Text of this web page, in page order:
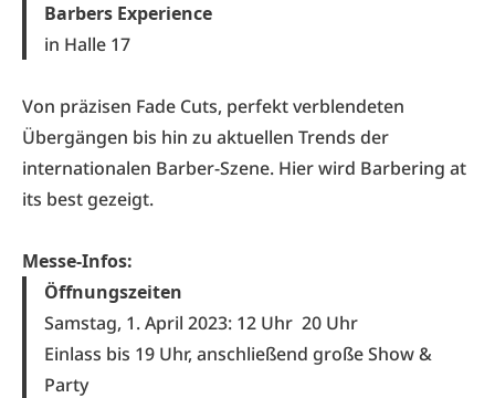
Barbers Experience
in Halle 17
Von präzisen Fade Cuts, perfekt verblendeten
Übergängen bis hin zu aktuellen Trends der
internationalen Barber-Szene. Hier wird Barbering at
its best gezeigt.
Messe-Infos:
Öffnungszeiten
Samstag, 1. April 2023: 12 Uhr 20 Uhr
Einlass bis 19 Uhr, anschließend große Show &
Party